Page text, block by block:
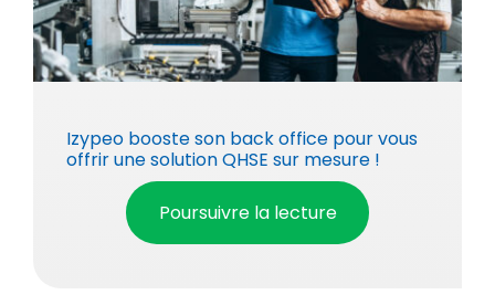
Izypeo booste son back office pour vous
offrir une solution QHSE sur mesure !
Poursuivre la lecture